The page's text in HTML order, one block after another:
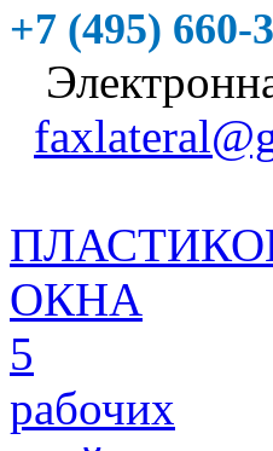
+7 (495) 660-
ОКНА
5
рабочих